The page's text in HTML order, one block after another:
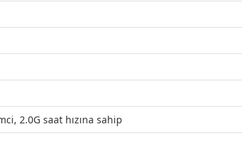
2.0G saat hızına sahip